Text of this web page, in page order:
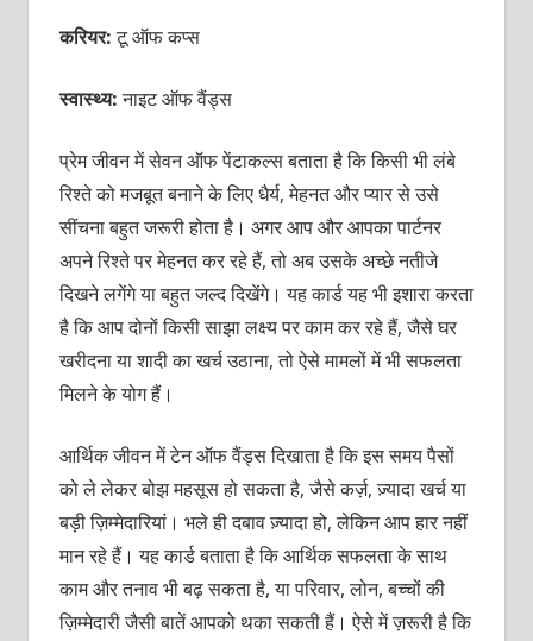
करियर:टू ऑफ कप्स
स्वास्थ्य:नाइट ऑफ वैंड्स
प्रेम जीवन में सेवन ऑफ पेंटाकल्स बताता है कि किसी भी लंबे
रिश्ते को मजबूत बनाने के लिए धैर्य, मेहनत और प्यार से उसे
सींचना बहुत जरूरी होता है। अगर आप और आपका पार्टनर
अपने रिश्ते पर मेहनत कर रहे हैं, तो अब उसके अच्छे नतीजे
दिखने लगेंगे या बहुत जल्द दिखेंगे। यह कार्ड यह भी इशारा करता
है कि आप दोनों किसी साझा लक्ष्य पर काम कर रहे हैं, जैसे घर
खरीदना या शादी का खर्च उठाना, तो ऐसे मामलों में भी सफलता
मिलने के योग हैं।
आर्थिक जीवन में टेन ऑफ वैंड्स दिखाता है कि इस समय पैसों
को ले लेकर बोझ महसूस हो सकता है, जैसे कर्ज़, ज़्यादा खर्च या
बड़ी ज़िम्मेदारियां। भले ही दबाव ज़्यादा हो, लेकिन आप हार नहीं
मान रहे हैं। यह कार्ड बताता है कि आर्थिक सफलता के साथ
काम और तनाव भी बढ़ सकता है, या परिवार, लोन, बच्चों की
ज़िम्मेदारी जैसी बातें आपको थका सकती हैं। ऐसे में ज़रूरी है कि